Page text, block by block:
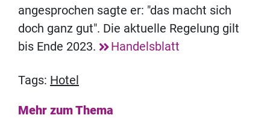
angesprochen sagte er: "das macht sich
doch ganz gut". Die aktuelle Regelung gilt
bis Ende 2023.
Handelsblatt
Tags: Hotel
Mehr zum Thema